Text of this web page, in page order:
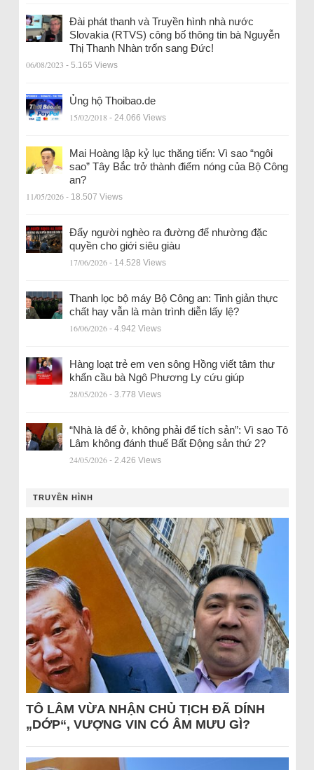
Đài phát thanh và Truyền hình nhà nước
Slovakia (RTVS) công bố thông tin bà Nguyễn
Thị Thanh Nhàn trốn sang Đức!
06/08/2023 - 5.165 Views
Ủng hộ Thoibao.de
15/02/2018 - 24.066 Views
Mai Hoàng lập kỷ lục thăng tiến: Vì sao “ngôi
sao” Tây Bắc trở thành điểm nóng của Bộ Công
an?
11/05/2026 - 18.507 Views
Đẩy người nghèo ra đường để nhường đặc
quyền cho giới siêu giàu
17/06/2026 - 14.528 Views
Thanh lọc bộ máy Bộ Công an: Tinh giản thực
chất hay vẫn là màn trình diễn lấy lệ?
16/06/2026 - 4.942 Views
Hàng loạt trẻ em ven sông Hồng viết tâm thư
khẩn cầu bà Ngô Phương Ly cứu giúp
28/05/2026 - 3.778 Views
“Nhà là để ở, không phải để tích sản”: Vì sao Tô
Lâm không đánh thuế Bất Động sản thứ 2?
24/05/2026 - 2.426 Views
TRUYỀN HÌNH
TÔ LÂM VỪA NHẬN CHỦ TỊCH ĐÃ DÍNH
„DỚP“, VƯỢNG VIN CÓ ÂM MƯU GÌ?